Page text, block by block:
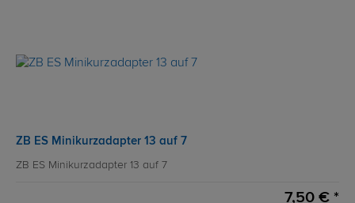
ZB ES Minikurzadapter 13 auf 7
ZB ES Minikurzadapter 13 auf 7
7,50 € *